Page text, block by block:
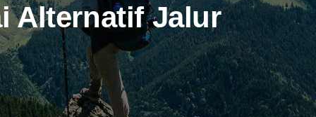
Alternatif Jalur